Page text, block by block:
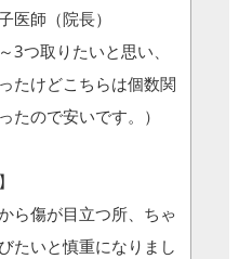
医師（院長）
3つ取りたいと思い、
たけどこちらは個数関
たので安いです。）
ら傷が目立つ所、ちゃ
たいと慎重になりまし